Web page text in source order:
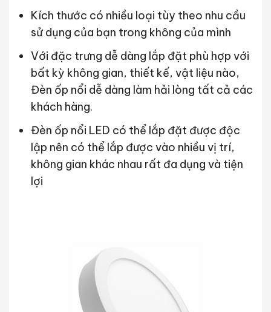
Kích thước có nhiều loại tùy theo nhu cầu
sử dụng của bạn trong không của mình
Với đặc trưng dễ dàng lắp đặt phù hợp với
bất kỳ không gian, thiết kế, vật liệu nào,
Đèn ốp nổi dễ dàng làm hải lòng tất cả các
khách hàng.
Đèn ốp nổi LED có thể lắp đặt được độc
lập nên có thể lắp được vào nhiều vị trí,
không gian khác nhau rất đa dụng và tiện
lợi